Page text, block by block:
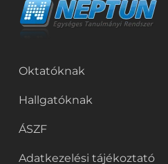
Oktatóknak
Hallgatóknak
ÁSZF
Adatkezelési tájékoztató